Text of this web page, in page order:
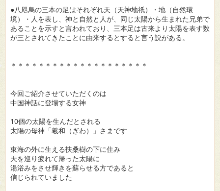
●八咫烏の三本の足はそれぞれ天（天神地祇）・地（自然環
境）・人を表し、神と自然と人が、同じ太陽から生まれた兄弟で
あることを示すと言われており、三本足は古来より太陽を表す数
が三とされてきたことに由来するとすると言う説がある。
＊＊＊＊＊＊＊＊＊＊＊＊＊＊＊＊＊＊＊＊
今回ご紹介させていただくのは
中国神話に登場する女神
10個の太陽を生んだとされる
太陽の母神「羲和（ぎわ）」さまです
東海の外に生える扶桑樹の下に住み
天を巡り疲れて帰った太陽に
湯浴みをさせ輝きを蘇らせる方であると
信じられていました